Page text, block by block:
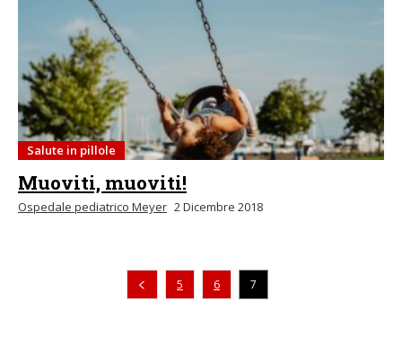
Salute in pillole
Muoviti, muoviti!
Ospedale pediatrico Meyer 2 Dicembre 2018
Pagina precedente
5 6 7